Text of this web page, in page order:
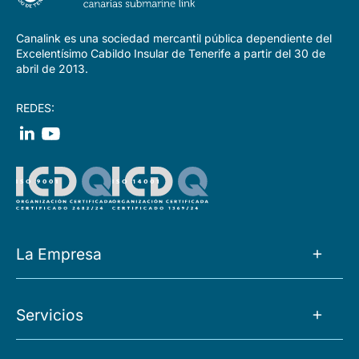
Canalink es una sociedad mercantil pública dependiente del
Excelentísimo Cabildo Insular de Tenerife a partir del 30 de
abril de 2013.
REDES:
La Empresa
Servicios